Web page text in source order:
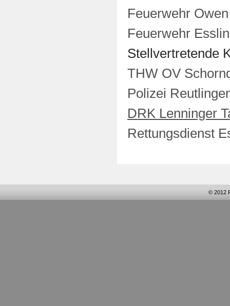
Feuerwehr
Feuerwehr
Stellvertretende
THW OV
Polizei
DRK Lenninger
Rettungsdienst
© 2012